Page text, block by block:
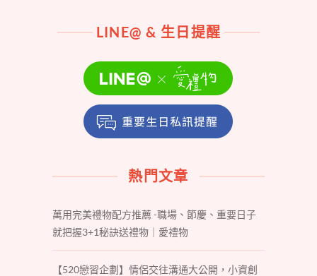
LINE@ & 生日提醒
熱門文章
萬用完美禮物配方推薦 -職場、節慶、重要日子
就把握3+1秘訣送禮物｜愛禮物
【520戀習企劃】情侶交往溝通大公開，小資創